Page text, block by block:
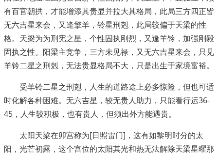
有百官朝拱，才能增添其贵显并拉大其格局，此局三方四正皆
无六吉星来会，又逢擎羊，铃星刑剋，此局较偏于天梁的性
格。天梁为为刑宪之星，个性固执刚烈，又逢羊铃，加强刚毅
固执之性。阳梁主竞争，三方未见禄，又无六吉星来会，只见
羊铃二星之刑剋，无法贵显格局不大，只是出生于家境富裕。
受羊铃二星之刑剋，人生的道路途上必多惊险，但也可适
时化解各种困难。无六吉星，较无贵人助力，只能看行运36-
45，人生较积极，也有贵人，但须出外方能遇贵。
太阳天梁在卯宫称为[日照雷门]，这有如黎明时分的太
阳，光芒初露，这个宫位的太阳其光和热无法解除天梁星曜那